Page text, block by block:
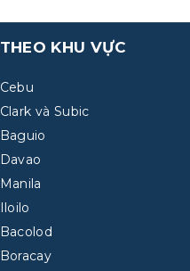
THEO KHU VỰC
Cebu
Clark và Subic
Baguio
Davao
Manila
Iloilo
Bacolod
Boracay